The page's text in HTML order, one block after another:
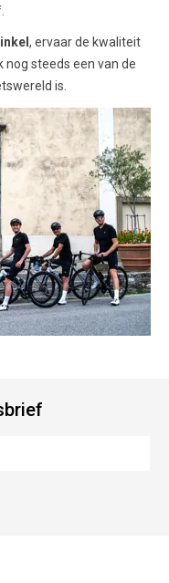
, ervaar de kwaliteit
steeds een van de
is.